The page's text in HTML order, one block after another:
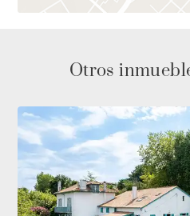
Otros